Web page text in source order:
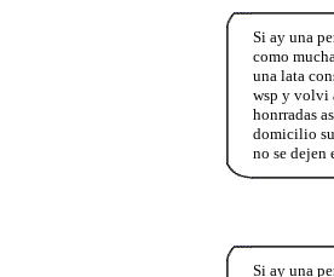
Si ay una
como
una lata
wsp y volvi
honrradas
domicilio
no se dejen
Si ay una